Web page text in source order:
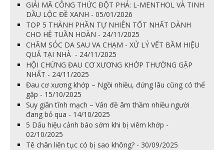
GIẢI MÃ CÔNG THỨC ĐỘT PHÁ: L-MENTHOL VÀ TINH
DẦU LỘC ĐỀ XANH - 05/01/2026
TOP 5 THÀNH PHẦN TỰ NHIÊN TỐT NHẤT DÀNH
CHO HỆ TUẦN HOÀN - 24/11/2025
CHĂM SÓC DA SAU VA CHẠM - XỬ LÝ VẾT BẦM HIỆU
QUẢ TẠI NHÀ - 24/11/2025
HỘI CHỨNG ĐAU CƠ XƯƠNG KHỚP THƯỜNG GẶP
NHẤT - 24/11/2025
Đau cơ xương khớp – Ngồi nhiều, đứng lâu cũng có thể
gặp - 15/10/2025
Suy giãn tĩnh mạch – Vấn đề âm thầm nhiều người
đang bỏ qua - 14/10/2025
5 Dấu hiệu cảnh báo sớm khi bị viêm khớp -
02/10/2025
Tê chân liên tục có bị sao không? - 30/09/2025